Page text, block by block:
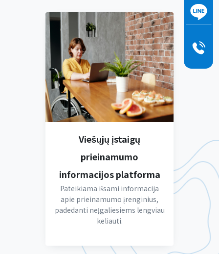
Viešųjų įstaigų
prieinamumo
informacijos platforma
Pateikiama išsami informacija
apie prieinamumo įrenginius,
padedanti neįgaliesiems lengviau
keliauti.